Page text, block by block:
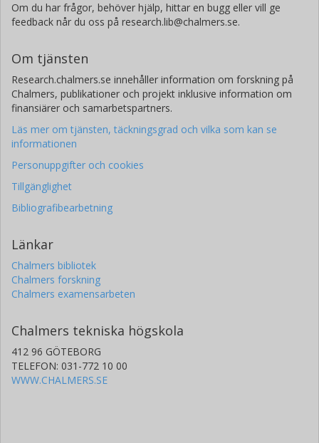
Om du har frågor, behöver hjälp, hittar en bugg eller vill ge
feedback når du oss på research.lib@chalmers.se.
Om tjänsten
Research.chalmers.se innehåller information om forskning på
Chalmers, publikationer och projekt inklusive information om
finansiärer och samarbetspartners.
Läs mer om tjänsten, täckningsgrad och vilka som kan se
informationen
Personuppgifter och cookies
Tillgänglighet
Bibliografibearbetning
Länkar
Chalmers bibliotek
Chalmers forskning
Chalmers examensarbeten
Chalmers tekniska högskola
412 96 GÖTEBORG
TELEFON: 031-772 10 00
WWW.CHALMERS.SE